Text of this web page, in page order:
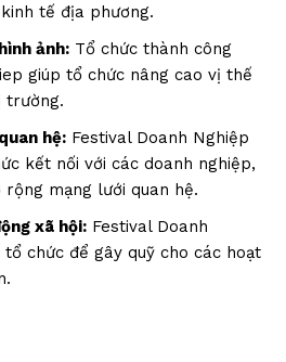
tế địa phương.
ảnh: Tổ chức thành công
giúp tổ chức nâng cao vị thế
trường.
hệ: Festival Doanh Nghiệp
kết nối với các doanh nghiệp,
mạng lưới quan hệ.
xã hội: Festival Doanh
chức để gây quỹ cho các hoạt